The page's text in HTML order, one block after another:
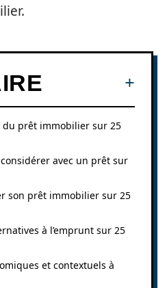
du prêt immobilier sur 25
avec un prêt sur
son prêt immobilier sur 25
à l’emprunt sur 25
et contextuels à